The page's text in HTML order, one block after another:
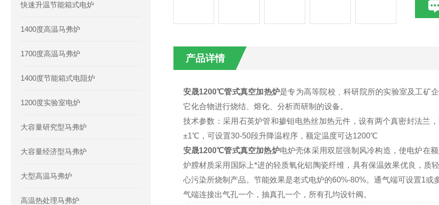
快速升温节能箱式电炉
1400度高温马弗炉
1700度高温马弗炉
1400度节能箱式电阻炉
1200度实验室电炉
大容量研究型马弗炉
大容量经济型马弗炉
大型高温马弗炉
高温热处理马弗炉
产品详情
安晟1200℃管式真空加热炉是专为高等院校﹑科研院所的实验室及工矿
它化合物进行烧结、熔化、分析而研制的设备。
技术参数： 采用 石英炉管和掺钼电热丝加热元件，设有两个真密封法兰
±1℃，可设置30-50段升降温程序，额定温度可达1200℃
安晟1200℃管式真空加热炉电炉壳体采用双层强制风冷构造，使电炉在
炉膛材质采用国际上*进的轻质氧化铝陶瓷纤维，具有保温效果优良，质
心污染所烧制产品。节能效果是老式电炉的60%-80%。通气端可设置1
气端连接出气孔一个，抽真孔一个，所有孔均设针阀。